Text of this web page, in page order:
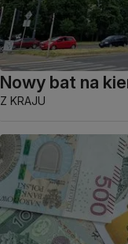
Nowy bat na
Z KRAJU